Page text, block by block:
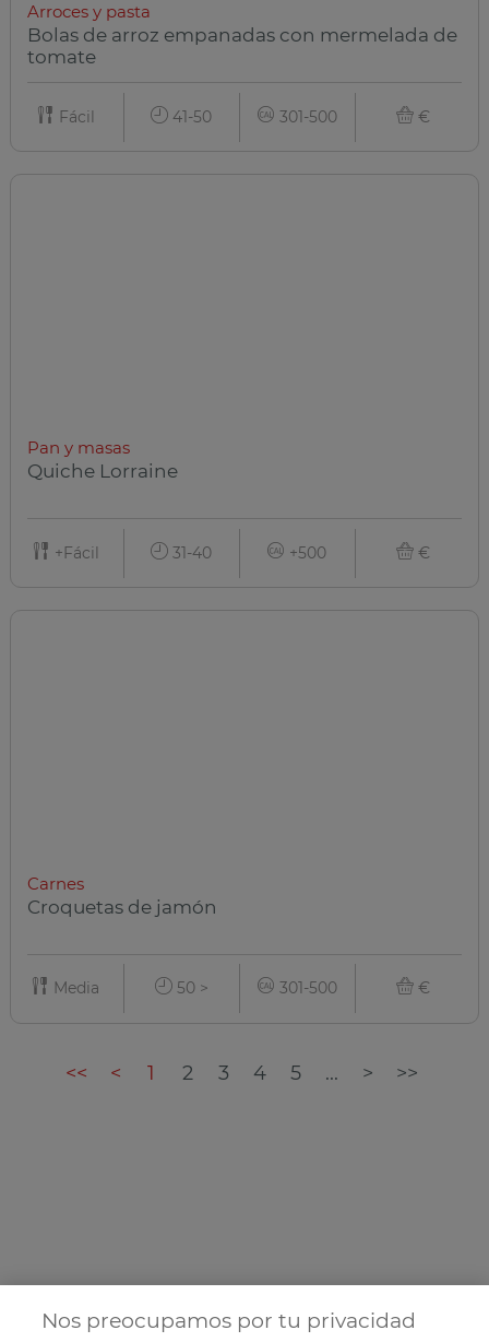
Arroces y pasta
Bolas de arroz empanadas con mermelada de
tomate
Fácil 41-50 301-500 €
Pan y masas
Quiche Lorraine
+Fácil 31-40 +500 €
Carnes
Croquetas de jamón
Media 50 > 301-500 €
<< < 1 2 3 4 5 ... > >>
Nos preocupamos por tu privacidad